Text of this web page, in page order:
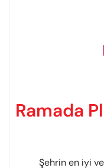
Ramada
Şehrin en iyi